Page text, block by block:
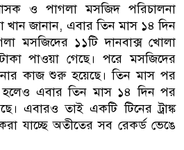
ও পাগলা মসজিদ পরিচালনা
খান জানান, এবার তিন মাস ১৪ দিন
মসজিদের ১১টি দানবাক্স খোলা
পাওয়া গেছে। পরে মসজিদের
কাজ শুরু হয়েছে। তিন মাস পর
এবার তিন মাস ১৪ দিন পর
এবারও তাই একটি টিনের ট্রাঙ্ক
যাচ্ছে অতীতের সব রেকর্ড ভেঙে